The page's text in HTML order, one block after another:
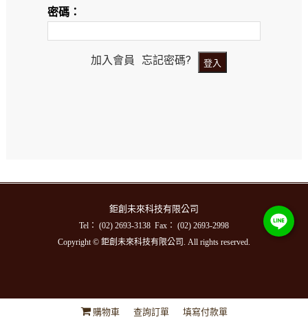
購物車 查詢訂單 填寫付款單
密碼：
加入會員 忘記密碼?
鉅創未來科技有限公司
Tel： (02) 2693-3138 Fax： (02) 2693-2998
Copyright © 鉅創未來科技有限公司. All rights reserved.